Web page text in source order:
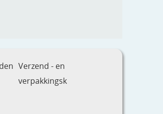
Verzend - en
verpakkingsk